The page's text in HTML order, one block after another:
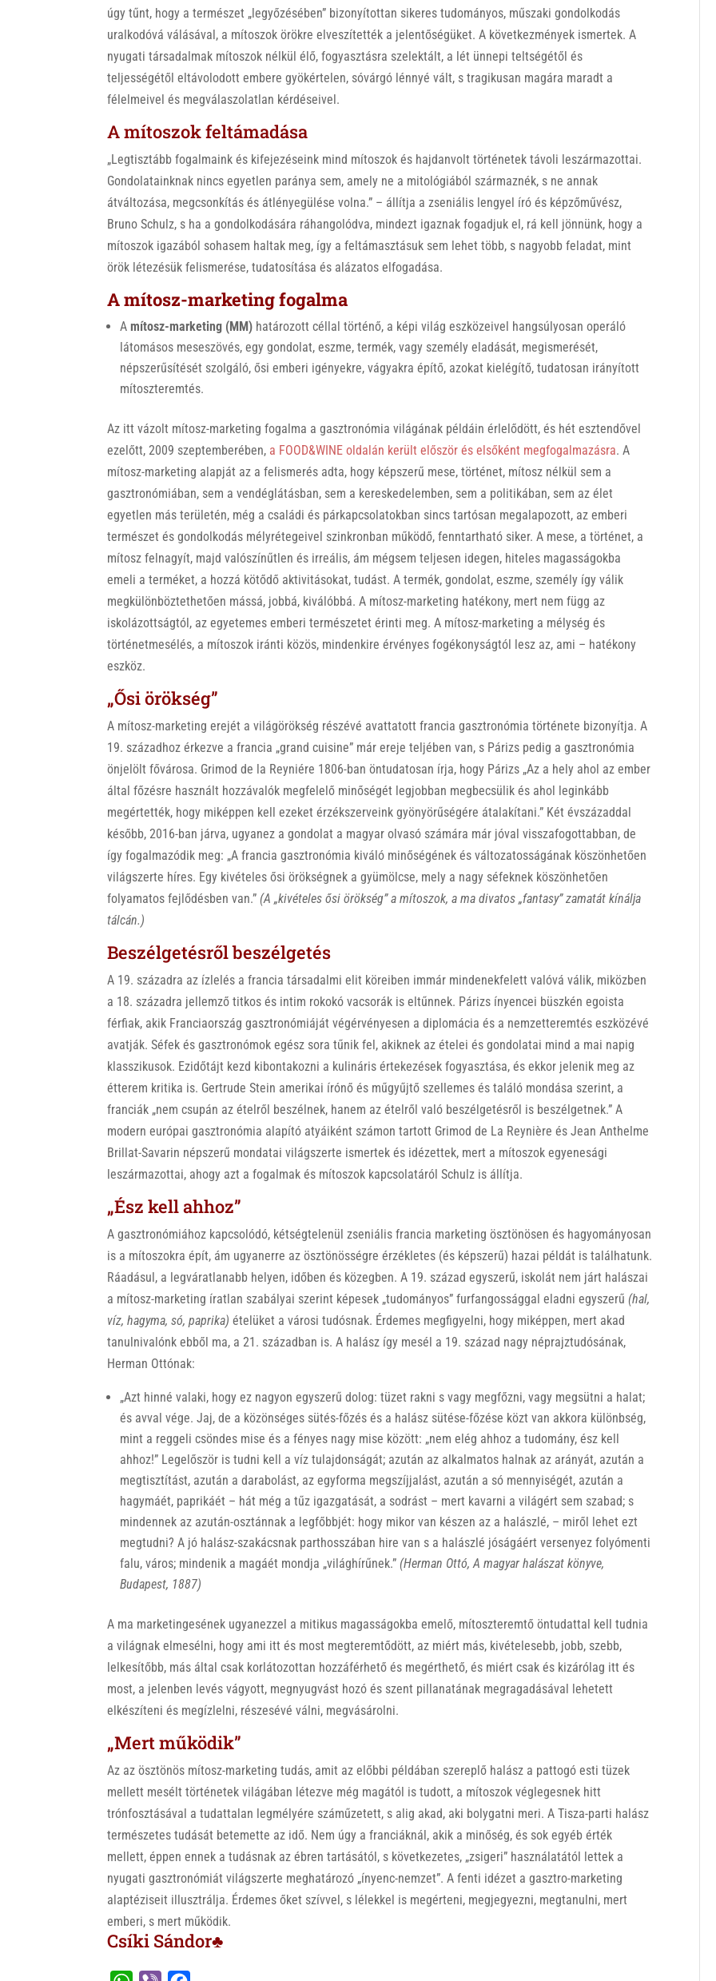
úgy tűnt, hogy a természet „legyőzésében” bizonyítottan sikeres tudományos, műszaki gondolkodás
uralkodóvá válásával, a mítoszok örökre elveszítették a jelentőségüket. A következmények ismertek. A
nyugati társadalmak mítoszok nélkül élő, fogyasztásra szelektált, a lét ünnepi teltségétől és
teljességétől eltávolodott embere gyökértelen, sóvárgó lénnyé vált, s tragikusan magára maradt a
félelmeivel és megválaszolatlan kérdéseivel.
A mítoszok feltámadása
„Legtisztább fogalmaink és kifejezéseink mind mítoszok és hajdanvolt történetek távoli leszármazottai.
Gondolatainknak nincs egyetlen paránya sem, amely ne a mitológiából származnék, s ne annak
átváltozása, megcsonkítás és átlényegülése volna.” – állítja a zseniális lengyel író és képzőművész,
Bruno Schulz, s ha a gondolkodására ráhangolódva, mindezt igaznak fogadjuk el, rá kell jönnünk, hogy a
mítoszok igazából sohasem haltak meg, így a feltámasztásuk sem lehet több, s nagyobb feladat, mint
örök létezésük felismerése, tudatosítása és alázatos elfogadása.
A mítosz-marketing fogalma
Amítosz-marketing (MM) határozott céllal történő, a képi világ eszközeivel hangsúlyosan operáló
látomásos meseszövés, egy gondolat, eszme, termék, vagy személy eladását, megismerését,
népszerűsítését szolgáló, ősi emberi igényekre, vágyakra építő, azokat kielégítő, tudatosan irányított
mítoszteremtés.
Az itt vázolt mítosz-marketing fogalma a gasztronómia világának példáin érlelődött, és hét esztendővel
ezelőtt, 2009 szeptemberében, a FOOD&WINE oldalán került először és elsőként megfogalmazásra. A
mítosz-marketing alapját az a felismerés adta, hogy képszerű mese, történet, mítosz nélkül sem a
gasztronómiában, sem a vendéglátásban, sem a kereskedelemben, sem a politikában, sem az élet
egyetlen más területén, még a családi és párkapcsolatokban sincs tartósan megalapozott, az emberi
természet és gondolkodás mélyrétegeivel szinkronban működő, fenntartható siker. A mese, a történet, a
mítosz felnagyít, majd valószínűtlen és irreális, ám mégsem teljesen idegen, hiteles magasságokba
emeli a terméket, a hozzá kötődő aktivitásokat, tudást. A termék, gondolat, eszme, személy így válik
megkülönböztethetően mássá, jobbá, kiválóbbá. A mítosz-marketing hatékony, mert nem függ az
iskolázottságtól, az egyetemes emberi természetet érinti meg. A mítosz-marketing a mélység és
történetmesélés, a mítoszok iránti közös, mindenkire érvényes fogékonyságtól lesz az, ami – hatékony
eszköz.
„Ősi örökség”
A mítosz-marketing erejét a világörökség részévé avattatott francia gasztronómia története bizonyítja. A
19. századhoz érkezve a francia „grand cuisine” már ereje teljében van, s Párizs pedig a gasztronómia
önjelölt fővárosa. Grimod de la Reyniére 1806-ban öntudatosan írja, hogy Párizs „Az a hely ahol az ember
által főzésre használt hozzávalók megfelelő minőségét legjobban megbecsülik és ahol leginkább
megértették, hogy miképpen kell ezeket érzékszerveink gyönyörűségére átalakítani.” Két évszázaddal
később, 2016-ban járva, ugyanez a gondolat a magyar olvasó számára már jóval visszafogottabban, de
így fogalmazódik meg: „A francia gasztronómia kiváló minőségének és változatosságának köszönhetően
világszerte híres. Egy kivételes ősi örökségnek a gyümölcse, mely a nagy séfeknek köszönhetően
folyamatos fejlődésben van.” (A „kivételes ősi örökség” a mítoszok, a ma divatos „fantasy” zamatát kínálja
tálcán.)
Beszélgetésről beszélgetés
A 19. századra az ízlelés a francia társadalmi elit köreiben immár mindenekfelett valóvá válik, miközben
a 18. századra jellemző titkos és intim rokokó vacsorák is eltűnnek. Párizs ínyencei büszkén egoista
férfiak, akik Franciaország gasztronómiáját végérvényesen a diplomácia és a nemzetteremtés eszközévé
avatják. Séfek és gasztronómok egész sora tűnik fel, akiknek az ételei és gondolatai mind a mai napig
klasszikusok. Ezidőtájt kezd kibontakozni a kulináris értekezések fogyasztása, és ekkor jelenik meg az
étterem kritika is. Gertrude Stein amerikai írónő és műgyűjtő szellemes és találó mondása szerint, a
franciák „nem csupán az ételről beszélnek, hanem az ételről való beszélgetésről is beszélgetnek.” A
modern európai gasztronómia alapító atyáiként számon tartott Grimod de La Reynière és Jean Anthelme
Brillat-Savarin népszerű mondatai világszerte ismertek és idézettek, mert a mítoszok egyenesági
leszármazottai, ahogy azt a fogalmak és mítoszok kapcsolatáról Schulz is állítja.
„Ész kell ahhoz”
A gasztronómiához kapcsolódó, kétségtelenül zseniális francia marketing ösztönösen és hagyományosan
is a mítoszokra épít, ám ugyanerre az ösztönösségre érzékletes (és képszerű) hazai példát is találhatunk.
Ráadásul, a legváratlanabb helyen, időben és közegben. A 19. század egyszerű, iskolát nem járt halászai
a mítosz-marketing íratlan szabályai szerint képesek „tudományos” furfangossággal eladni egyszerű (hal,
víz, hagyma, só, paprika)ételüket a városi tudósnak. Érdemes megfigyelni, hogy miképpen, mert akad
tanulnivalónk ebből ma, a 21. században is. A halász így mesél a 19. század nagy néprajztudósának,
Herman Ottónak:
„Azt hinné valaki, hogy ez nagyon egyszerű dolog: tüzet rakni s vagy megfőzni, vagy megsütni a halat;
és avval vége. Jaj, de a közönséges sütés-főzés és a halász sütése-főzése közt van akkora különbség,
mint a reggeli csöndes mise és a fényes nagy mise között: „nem elég ahhoz a tudomány, ész kell
ahhoz!” Legelőször is tudni kell a víz tulajdonságát; azután az alkalmatos halnak az arányát, azután a
megtisztítást, azután a darabolást, az egyforma megszíjjalást, azután a só mennyiségét, azután a
hagymáét, paprikáét – hát még a tűz igazgatását, a sodrást – mert kavarni a világért sem szabad; s
mindennek az azután-osztánnak a legfőbbjét: hogy mikor van készen az a halászlé, – miről lehet ezt
megtudni? A jó halász-szakácsnak parthosszában hire van s a halászlé jóságáért versenyez folyómenti
falu, város; mindenik a magáét mondja „világhírűnek.” (Herman Ottó, A magyar halászat könyve,
Budapest, 1887)
A ma marketingesének ugyanezzel a mitikus magasságokba emelő, mítoszteremtő öntudattal kell tudnia
a világnak elmesélni, hogy ami itt és most megteremtődött, az miért más, kivételesebb, jobb, szebb,
lelkesítőbb, más által csak korlátozottan hozzáférhető és megérthető, és miért csak és kizárólag itt és
most, a jelenben levés vágyott, megnyugvást hozó és szent pillanatának megragadásával lehetett
elkészíteni és megízlelni, részesévé válni, megvásárolni.
„Mert működik”
Az az ösztönös mítosz-marketing tudás, amit az előbbi példában szereplő halász a pattogó esti tüzek
mellett mesélt történetek világában létezve még magától is tudott, a mítoszok véglegesnek hitt
trónfosztásával a tudattalan legmélyére száműzetett, s alig akad, aki bolygatni meri. A Tisza-parti halász
természetes tudását betemette az idő. Nem úgy a franciáknál, akik a minőség, és sok egyéb érték
mellett, éppen ennek a tudásnak az ébren tartásától, s következetes, „zsigeri” használatától lettek a
nyugati gasztronómiát világszerte meghatározó „ínyenc-nemzet”. A fenti idézet a gasztro-marketing
alaptéziseit illusztrálja. Érdemes őket szívvel, s lélekkel is megérteni, megjegyezni, megtanulni, mert
emberi, s mert működik.
Csíki Sándor♣